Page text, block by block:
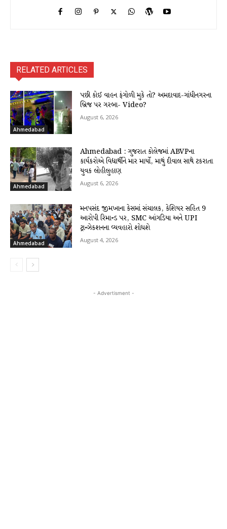
RELATED ARTICLES
Ahmedabad
પછી કોઈ વાહન ફંગોળી મુકે તો? અમદાવાદ-ગાંધીનગરના
બ્રિજ પર ગરબા- Video?
August 6, 2026
Ahmedabad
Ahmedabad : ગુજરાત કોલેજમાં ABVPના
કાર્યકરોએ વિદ્યાર્થીને માર માર્યો, માથું દીવાલ સાથે ટકરાતા
યુવક લોહીલુહાણ
August 6, 2026
Ahmedabad
મનપસંદ જીમખાના કેસમાં સંચાલક, કેશિયર સહિત 9
આરોપી રિમાન્ડ પર, SMC આંગડિયા અને UPI
ટ્રાન્ઝેકશનના વ્યવહારો શોધશે
August 4, 2026
- Advertisment -